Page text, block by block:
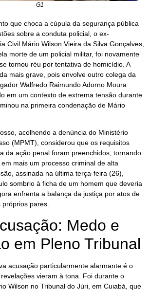
G1
que choca a cúpula da segurança pública
sobre a conduta policial, o ex-
Civil Mário Wilson Vieira da Silva Gonçalves,
morte de um policial militar, foi novamente
tornou réu por tentativa de homicídio. A
mais grave, pois envolve outro colega da
Walfredo Raimundo Adorno Moura
em um contexto de extrema tensão durante
na primeira condenação de Mário
acolhendo a denúncia do Ministério
(MPMT), considerou que os requisitos
da ação penal foram preenchidos, tornando
mais um processo criminal de alta
assinada na última terça-feira (26),
sombrio à ficha de um homem que deveria
enfrenta a balança da justiça por atos de
pares.
Medo e
em Pleno Tribunal
acusação particularmente alarmante é o
vieram à tona. Foi durante o
Wilson no Tribunal do Júri, em Cuiabá, que